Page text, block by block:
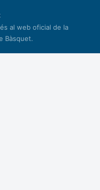
al web oficial de la
Bàsquet.